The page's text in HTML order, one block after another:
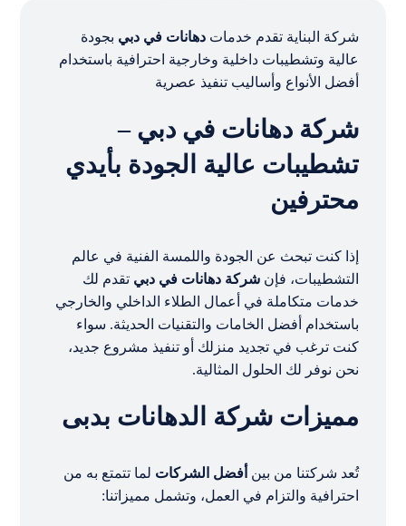
شركة البناية تقدم خدماتدهانات في دبي بجودة
عالية وتشطيبات داخلية وخارجية احترافية باستخدام
أفضل الأنواع وأساليب تنفيذ عصرية
شركة دهانات في دبي –
تشطيبات عالية الجودة بأيدي
محترفين
إذا كنت تبحث عن الجودة واللمسة الفنية في عالم
التشطيبات، فإنشركة دهانات في دبي تقدم لك
خدمات متكاملة في أعمال الطلاء الداخلي والخارجي
باستخدام أفضل الخامات والتقنيات الحديثة. سواء
كنت ترغب في تجديد منزلك أو تنفيذ مشروع جديد،
نحن نوفر لك الحلول المثالية.
مميزات شركة الدهانات بدبى
تُعد شركتنا من بين أفضل الشركات لما تتمتع به من
احترافية والتزام في العمل، وتشمل مميزاتنا: